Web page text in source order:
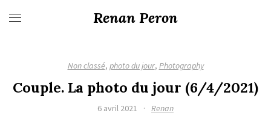
Renan Peron
Non classé, photo du jour, Photography
Couple. La photo du jour (6/4/2021)
6 avril 2021 · Renan